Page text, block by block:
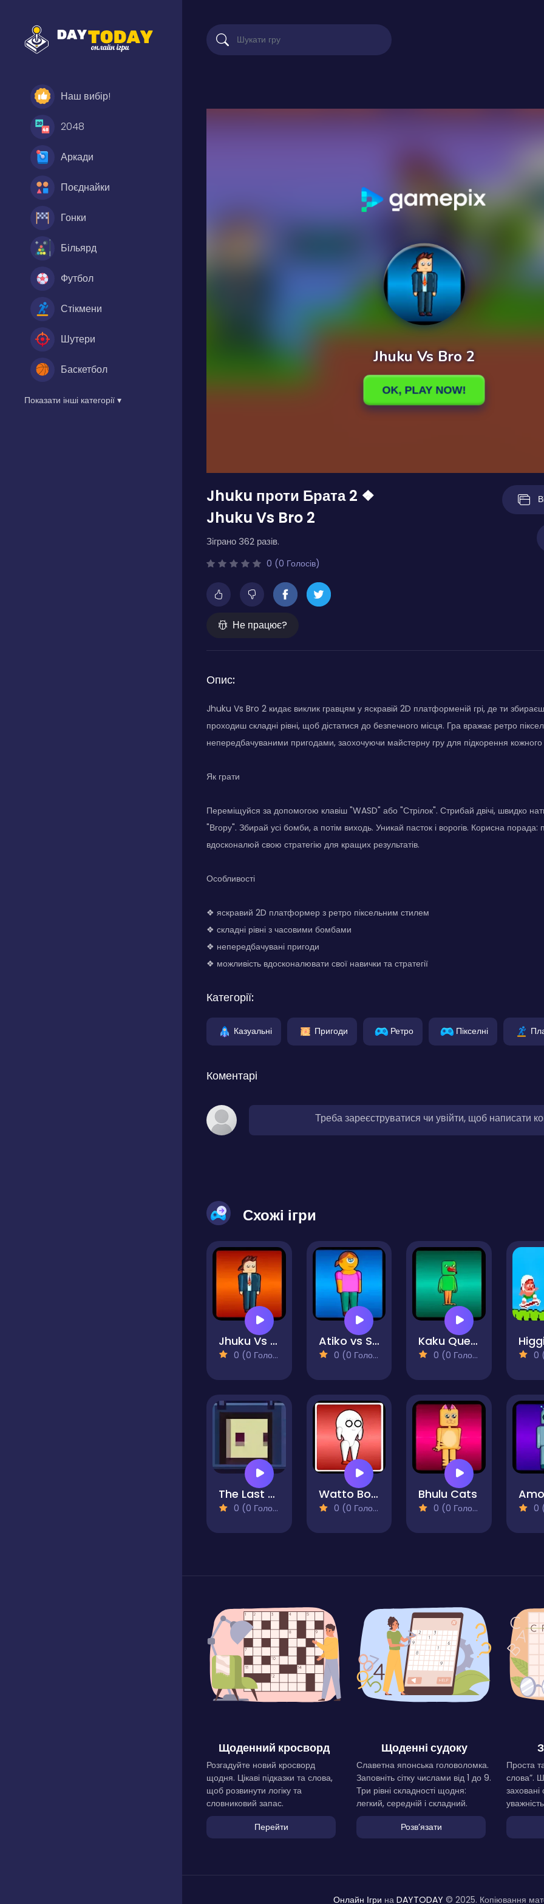
Наш вибір!
2048
Аркади
Поєднайки
Гонки
Більярд
Футбол
Стікмени
Шутери
Баскетбол
Показати інші категорії ▾
Jhuku проти Брата 2 ❖
Jhuku Vs Bro 2
Зіграно 362 разів.
0 (0 Голосів)
Не працює?
Опис:
Jhuku Vs Bro 2 кидає виклик гравцям у яскравій 2D платформеній грі, де ти
проходиш складні рівні, щоб дістатися до безпечного місця. Гра вражає ретро
непередбачуваними пригодами, заохочуючи майстерну гру для підкорення кожного
Як грати
Переміщуйся за допомогою клавіш "WASD" або "Стрілок". Стрибай двічі, швидко
"Вгору". Збирай усі бомби, а потім виходь. Уникай пасток і ворогів. Корисна порада:
вдосконалюй свою стратегію для кращих результатів.
Особливості
❖ яскравий 2D платформер з ретро піксельним стилем
❖ складні рівні з часовими бомбами
❖ непередбачувані пригоди
❖ можливість вдосконалювати свої навички та стратегії
Категорії:
Казуальні Пригоди Ретро Пікселні
Коментарі
Треба зареєструватися чи увійти, щоб написати
Схожі ігри
Jhuku Vs Bro
0 (0 Голосів)
Atiko vs Squid
0 (0 Голосів)
Kaku Quest
0 (0 Голосів) 0
The Last Hunter
0 (0 Голосів)
Watto Boy 2
0 (0 Голосів)
Bhulu Cats
0 (0 Голосів) 0
Щоденний кросворд
Розгадуйте новий кросворд
щодня. Цікаві підказки та слова,
щоб розвинути логіку та
словниковий запас.
Перейти
Щоденні судоку
Славетна японська головоломка.
Заповніть сітку числами від 1 до 9.
Три рівні складності щодня:
легкий, середній і складний.
Розвʼязати
Проста
слова”.
заховані
Онлайн Ігри на DAYTODAY © 2025. Копіювання